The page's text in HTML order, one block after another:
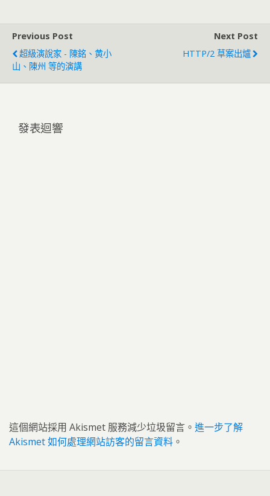
Previous Post
超級演說家 - 陳銘、黄小
山、陳州 等的演講
Next Post
HTTP/2 草案出爐
發表迴響
這個網站採用 Akismet 服務減少垃圾留言。 進一步了解
Akismet 如何處理網站訪客的留言資料 。